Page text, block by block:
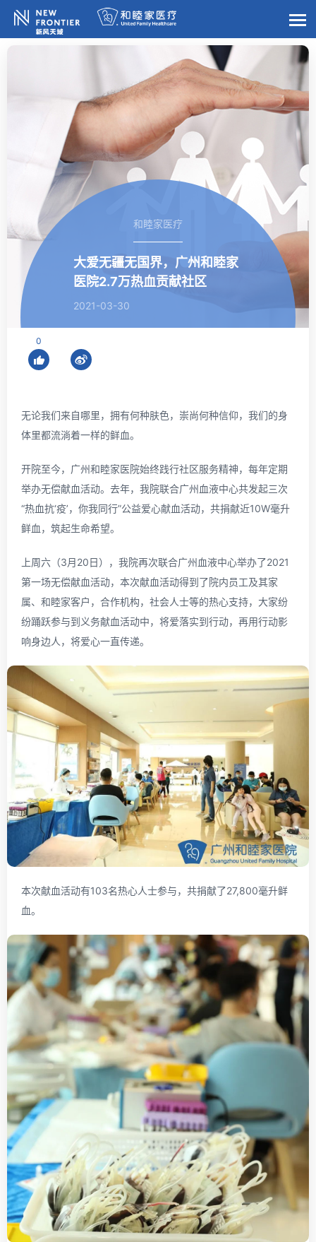
和睦家医疗
大爱无疆无国界，广州和睦家
医院2.7万热血贡献社区
2021-03-30
0
无论我们来自哪里，拥有何种肤色，崇尚何种信仰，我们的身
体里都流淌着一样的鲜血。
开院至今，广州和睦家医院始终践行社区服务精神，每年定期
举办无偿献血活动。去年，我院联合广州血液中心共发起三次
“热血抗‘疫’，你我同行”公益爱心献血活动，共捐献近10W毫升
鲜血，筑起生命希望。
上周六（3月20日），我院再次联合广州血液中心举办了2021
第一场无偿献血活动，本次献血活动得到了院内员工及其家
属、和睦家客户，合作机构，社会人士等的热心支持，大家纷
纷踊跃参与到义务献血活动中，将爱落实到行动，再用行动影
响身边人，将爱心一直传递。
本次献血活动有103名热心人士参与，共捐献了27,800毫升鲜
血。